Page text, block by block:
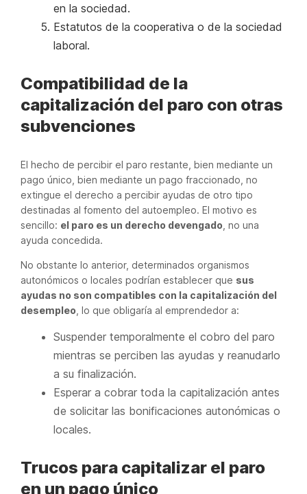
en la sociedad.
Estatutos de la cooperativa o de la sociedad
laboral.
Compatibilidad de la
capitalización del paro con otras
subvenciones
El hecho de percibir el paro restante, bien mediante un
pago único, bien mediante un pago fraccionado, no
extingue el derecho a percibir ayudas de otro tipo
destinadas al fomento del autoempleo. El motivo es
sencillo: el paro es un derecho devengado , no una
ayuda concedida.
No obstante lo anterior, determinados organismos
autonómicos o locales podrían establecer que sus
ayudas no son compatibles con la capitalización del
desempleo , lo que obligaría al emprendedor a:
Suspender temporalmente el cobro del paro
mientras se perciben las ayudas y reanudarlo
a su finalización.
Esperar a cobrar toda la capitalización antes
de solicitar las bonificaciones autonómicas o
locales.
Trucos para capitalizar el paro
en un pago único